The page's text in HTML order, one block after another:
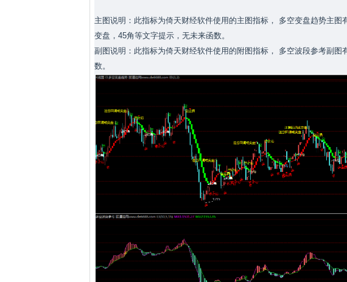
主图说明：此指标为倚天财经软件使用的主图指标， 多空变盘趋势主
变盘，45角等文字提示，无未来函数。
副图说明：此指标为倚天财经软件使用的附图指标， 多空波段参考副
数。